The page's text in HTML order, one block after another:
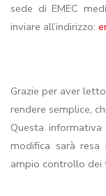
sede di EMEC
inviare all’indirizzo:
Grazie per aver
rendere semplice,
Questa
modifica sarà
ampio controllo dei